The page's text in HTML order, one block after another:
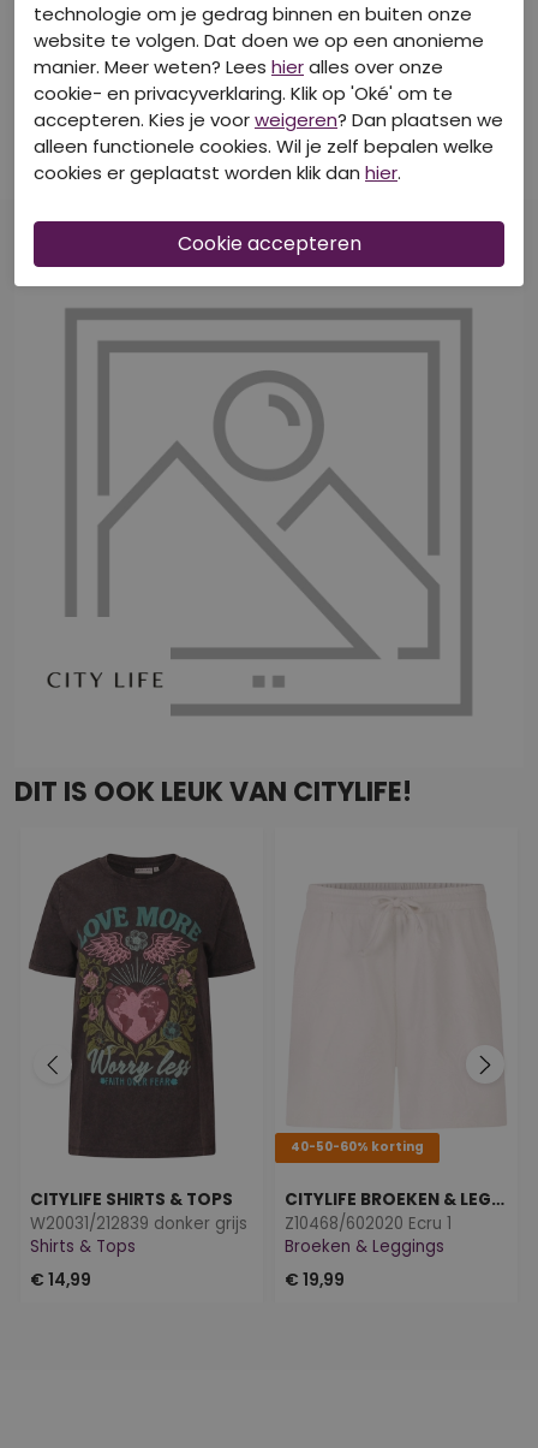
50% Korting
CITYLIFE
Z90570/Willeke fuchsia
Tops lange mouw
€ 12,50 € 24,99
50% Korting
CITYLIFE
Z90717/213727 KIWI
T-shirts korte mouw
€ 9,00 € 17,99
DIT IS OOK LEUK VAN CITYLIFE!
CITYLIFE SHIRTS & TOPS
W20031/212839 donker grijs
Shirts & Tops
€ 14,99
40-50-60% korting
CITYLIFE BROEKEN & LEGGINGS
Z10468/602020 Ecru 1
Broeken & Leggings
€ 19,99
technologie om je gedrag binnen en buiten onze
website te volgen. Dat doen we op een anonieme
manier. Meer weten? Lees hieralles over onze
cookie- en privacyverklaring. Klik op 'Oké' om te
accepteren. Kies je voorweigeren? Dan plaatsen we
alleen functionele cookies. Wil je zelf bepalen welke
cookies er geplaatst worden klik dan hier.